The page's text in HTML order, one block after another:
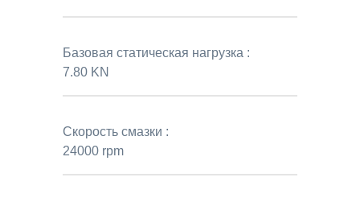
Базовая статическая нагрузка :
7.80 KN
Скорость смазки :
24000 rpm